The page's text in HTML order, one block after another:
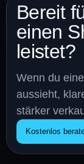
Bereit
einen
leistet?
Wenn du
aussieht,
stärker
Kostenlos